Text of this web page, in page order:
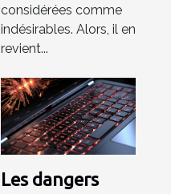
considérées comme
indésirables. Alors, il en
revient...
Les dangers